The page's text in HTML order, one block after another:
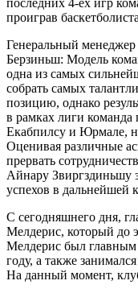
проиграв
Генеральный
Берзиньш: Модель
одна из самых
собрать самых
позицию, однако
в рамках лиги
Екабпилсу и Юрмале,
Оценивая различные
прервать
Айнару Звиргздиньшу
успехов в дальнейшей
С сегодняшнего дня,
Мелдерис, который до
Мелдерис был главным
году, а также
На данный момент,